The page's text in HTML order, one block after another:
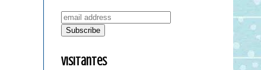
Visitantes